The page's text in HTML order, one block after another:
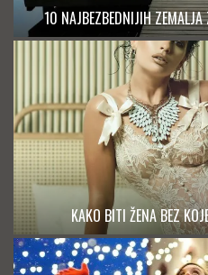
10 NAJBEZBEDNIJIH
KAKO BITI ŽENA BEZ